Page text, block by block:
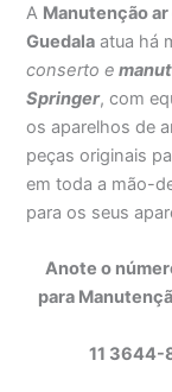
A Manutenção
Guedala atua há
conserto e
Springer, com
os aparelhos de
peças originais
em toda a mão-
para os seus
Anote o
para
11 3644-